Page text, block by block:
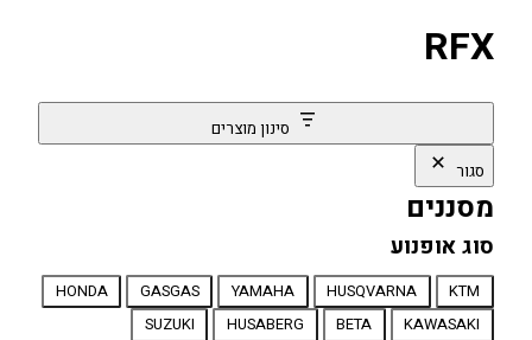
RFX
סינון מוצרים
סגור
מסננים
סוג אופנוע
סוג
אופנוע
KTM
HUSQVARNA
YAMAHA
GASGAS
HONDA
KAWASAKI
BETA
HUSABERG
SUZUKI